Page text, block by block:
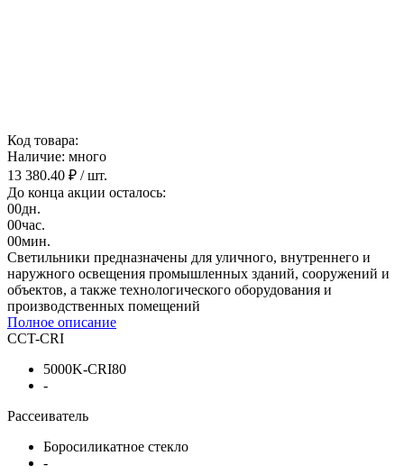
Код товара:
Наличие: много
13 380.40 ₽ / шт.
До конца акции осталось:
00дн.
00час.
00мин.
Светильники предназначены для уличного, внутреннего и
наружного освещения промышленных зданий, сооружений и
объектов, а также технологического оборудования и
производственных помещений
Полное описание
CCT-CRI
5000K-CRI80
-
Рассеиватель
Боросиликатное стекло
-